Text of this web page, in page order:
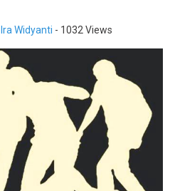
Ira Widyanti - 1032 Views